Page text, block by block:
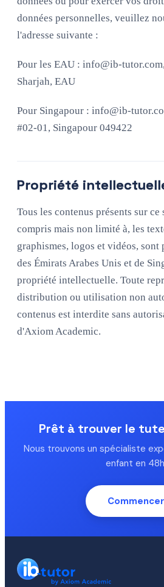
données personnelles, veuillez
l'adresse suivante :
Pour les EAU : info@ib-tutor.com
Sharjah, EAU
Pour Singapour : info@ib-
#02-01, Singapour 049422
Propriété
Tous les contenus présents sur
compris mais non limité à, les
graphismes, logos et vidéos, sont
des Émirats Arabes Unis et de
propriété intellectuelle. Toute
distribution ou utilisation non
contenus est interdite sans
d'Axiom Academic.
Prêt à trouver le
Nous trouvons un spécialiste
enfant en
Commencer